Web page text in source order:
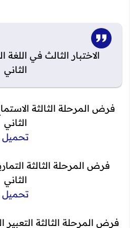
الثاني
فرض المرحلة الثالثة
الثاني
تحميل
فرض المرحلة الثالثة
الثاني
تحميل
فرض المرحلة الثالثة التعبير